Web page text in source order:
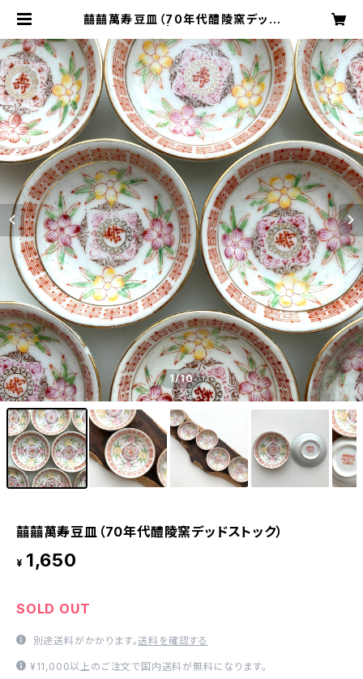
囍囍萬寿豆皿（70年代醴陵窯デッド
1/10
囍囍萬寿豆皿（70年代醴陵窯デッドストック）
¥ 1,650
SOLD OUT
別途送料がかかります。送料を確認する
¥11,000以上のご注文で国内送料が無料になります。